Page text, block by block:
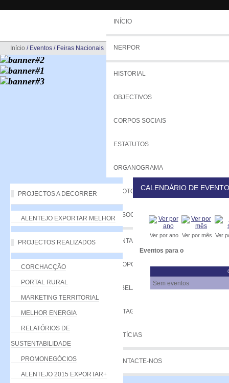
INÍCIO
NERPOR
HISTORIAL
OBJECTIVOS
CORPOS SOCIAIS
ESTATUTOS
ORGANOGRAMA
PROTOCOLOS
ASSOCIADOS
VANTAGENS
PROPOSTA
TABELA DE QUOTAS
LISTAGEM
NOTÍCIAS
CONTACTE-NOS
Início / Eventos / Feiras Nacionais
PROJECTOS A DECORRER
ALENTEJO EXPORTAR MELHOR
PROJECTOS REALIZADOS
CORCHACÇÃO
PORTAL RURAL
MARKETING TERRITORIAL
MELHOR ENERGIA
RELATÓRIOS DE
SUSTENTABILIDADE
PROMONEGÓCIOS
ALENTEJO 2015 EXPORTAR+
CALENDÁRIO DE
Ver por ano Ver por mês Ver
Eventos para o
Sem eventos